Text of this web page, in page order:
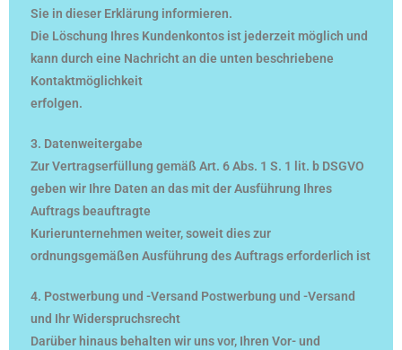
Sie in dieser Erklärung informieren.
Die Löschung Ihres Kundenkontos ist jederzeit möglich und
kann durch eine Nachricht an die unten beschriebene
Kontaktmöglichkeit
erfolgen.
3. Datenweitergabe
Zur Vertragserfüllung gemäß Art. 6 Abs. 1 S. 1 lit. b DSGVO
geben wir Ihre Daten an das mit der Ausführung Ihres
Auftrags beauftragte
Kurierunternehmen weiter, soweit dies zur
ordnungsgemäßen Ausführung des Auftrags erforderlich ist
4. Postwerbung und -Versand Postwerbung und -Versand
und Ihr Widerspruchsrecht
Darüber hinaus behalten wir uns vor, Ihren Vor- und